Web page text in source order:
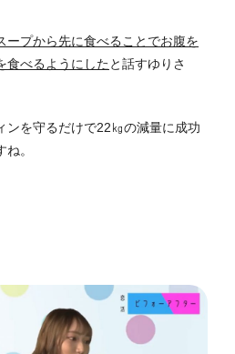
ープから先に食べることでお腹を
食べるようにしたと話すゆりさ
ンを守るだけで22㎏の減量に成功
。